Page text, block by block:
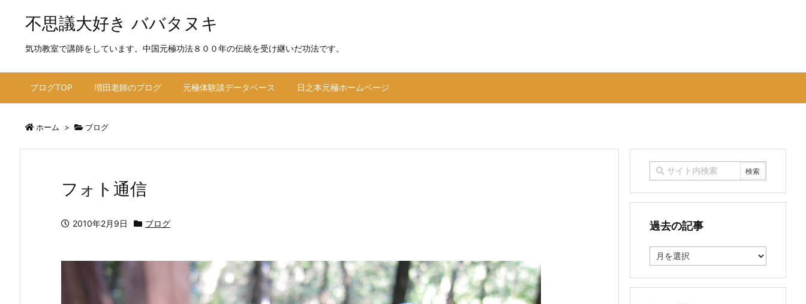
不思議大好き ババタヌキ
気功教室で講師をしています。中国元極功法８００年の伝統を受け継いだ功法です。
ブログTOP 増田老師のブログ 元極体験談データベース 日之本元極ホームページ
ホーム > ブログ
フォト通信
2010年2月9日 ブログ 過去の記事
去
記